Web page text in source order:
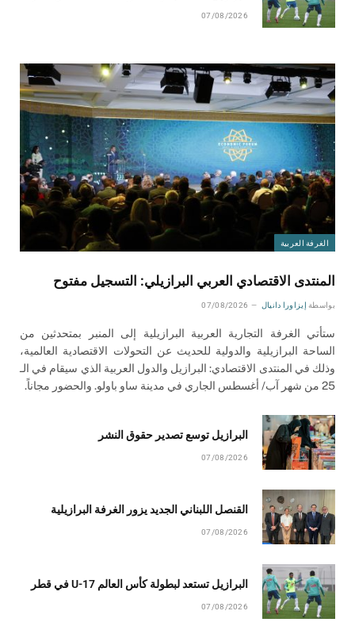
07/08/2026
الغرفة العربية
المنتدى الاقتصادي العربي البرازيلي: التسجيل مفتوح
بواسطة إيزاورا دانيال 07/08/2026
ستأتي الغرفة التجارية العربية البرازيلية إلى المنبر بمتحدثين من
الساحة البرازيلية والدولية للحديث عن التحولات الاقتصادية العالمية،
وذلك في المنتدى الاقتصادي: البرازيل والدول العربية الذي سيقام في الـ
25 من شهر آب/ أغسطس الجاري في مدينة ساو باولو. والحضور مجاناً.
البرازيل توسع تصدير حقوق النشر
07/08/2026
القنصل اللبناني الجديد يزور الغرفة البرازيلية
07/08/2026
البرازيل تستعد لبطولة كأس العالم U-17 في قطر
07/08/2026